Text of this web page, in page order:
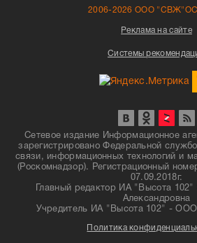
2006-2026 ООО
Реклама на сайте
Системы
Сетевое издание Информационное
зарегистрировано Федеральной
связи, информационных технологий и
(Роскомнадзор). Регистрационный
07.09.2018г.
Главный редактор ИА "Высота 102"
Александровна
Учредитель ИА "Высота 102" -
Политика